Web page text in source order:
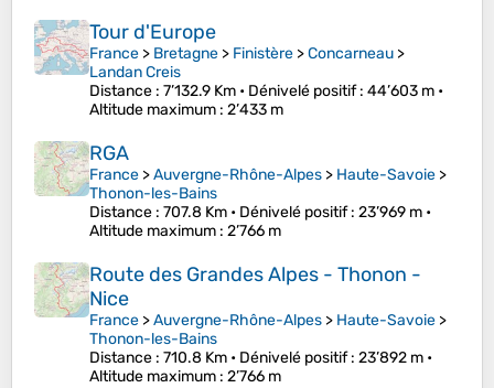
Tour d'Europe
France > Bretagne > Finistère >Concarneau >
Landan Creis
Distance : 7’132.9 Km • Dénivelé positif: 44’603 m •
Altitude maximum : 2’433 m
RGA
France >Auvergne-Rhône-Alpes > Haute-Savoie >
Thonon-les-Bains
Distance : 707.8 Km • Dénivelé positif: 23’969 m •
Altitude maximum : 2’766 m
Route des Grandes Alpes - Thonon -
Nice
France >Auvergne-Rhône-Alpes > Haute-Savoie >
Thonon-les-Bains
Distance : 710.8 Km • Dénivelé positif: 23’892 m •
Altitude maximum : 2’766 m